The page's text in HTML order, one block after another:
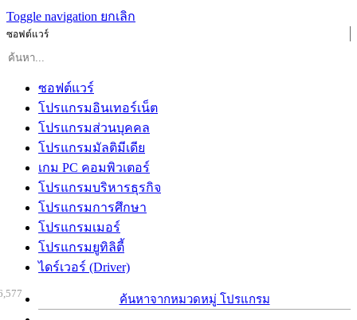
Toggle navigation ยกเลิก
ซอฟต์แวร์
ซอฟต์แวร์
โปรแกรมอินเทอร์เน็ต
โปรแกรมส่วนบุคคล
โปรแกรมมัลติมีเดีย
เกม PC คอมพิวเตอร์
โปรแกรมบริหารธุรกิจ
โปรแกรมการศึกษา
โปรแกรมเมอร์
โปรแกรมยูทิลิตี้
ไดร์เวอร์ (Driver)
ค้นหาจากหมวดหมู่ โปรแกรม